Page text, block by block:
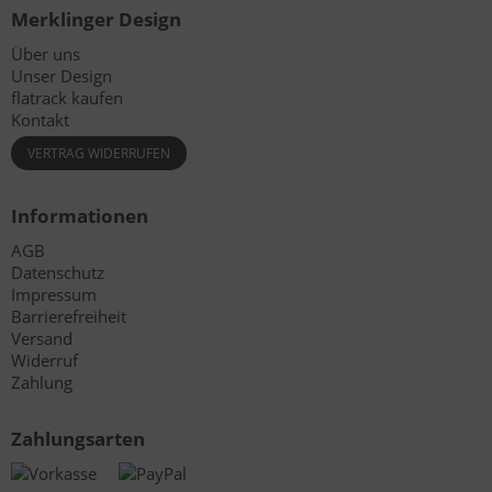
Merklinger Design
Über uns
Unser Design
flatrack kaufen
Kontakt
VERTRAG WIDERRUFEN
Informationen
AGB
Datenschutz
Impressum
Barrierefreiheit
Versand
Widerruf
Zahlung
Zahlungsarten